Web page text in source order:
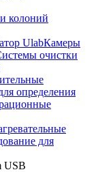
колоний
UlabКамеры
очистки
определения
для
USB